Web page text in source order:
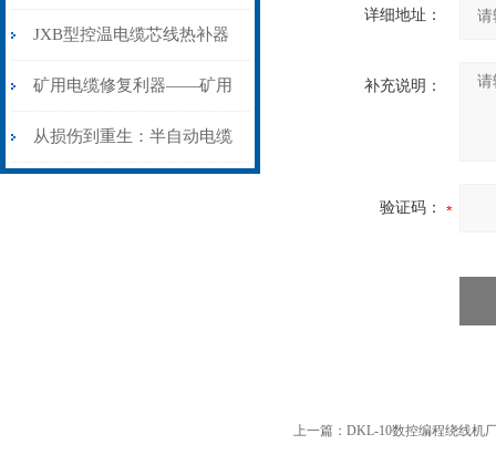
步作业法
山电力动脉的“智能外科医
生”
JXB型控温电缆芯线热补器
安装与接线：精准修复的工
艺基石
矿用电缆修复利器——矿用
电缆热补机智能控温，安全
从损伤到重生：半自动电缆
详细地址：
补充说明：
验证码：
上一篇： DKL-10数控编程绕线机